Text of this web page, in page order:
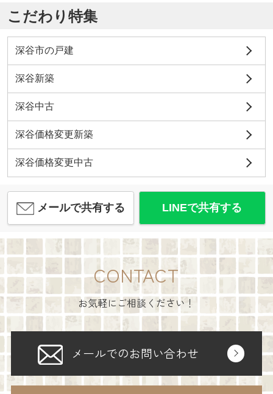
こだわり特集
深谷市の戸建
深谷新築
深谷中古
深谷価格変更新築
深谷価格変更中古
メールで共有する LINEで共有する
CONTACT
お気軽にご相談ください！
メールでのお問い合わせ